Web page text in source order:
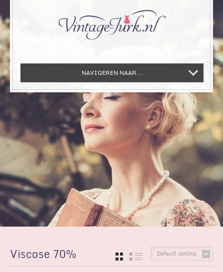
NAVIGEREN NAAR...
Viscose 70% Default sorting
GRID LIST